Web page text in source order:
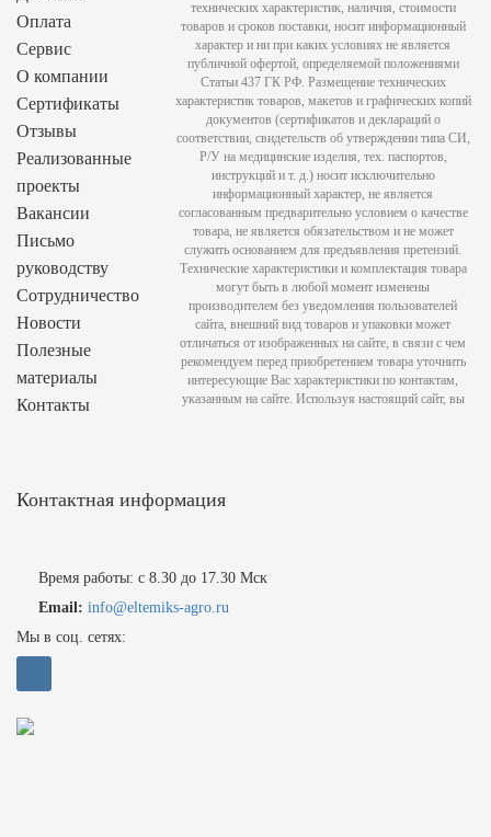
Оплата
Сервис
О компании
Сертификаты
Отзывы
Реализованные
проекты
Вакансии
Письмо
руководству
Сотрудничество
Новости
Полезные
материалы
Контакты
Контактная информация
Время работы: с 8.30 до 17.30 Мск
Email: info@eltemiks-agro.ru
Мы в соц. сетях:
технических характеристик, наличия, стоимости
товаров и сроков поставки, носит информационный
характер и ни при каких условиях не является
публичной офертой, определяемой положениями
Статьи 437 ГК РФ. Размещение технических
характеристик товаров, макетов и графических копий
документов (сертификатов и деклараций о
соответствии, свидетельств об утверждении типа СИ,
Р/У на медицинские изделия, тех. паспортов,
инструкций и т. д.) носит исключительно
информационный характер, не является
согласованным предварительно условием о качестве
товара, не является обязательством и не может
служить основанием для предъявления претензий.
Технические характеристики и комплектация товара
могут быть в любой момент изменены
производителем без уведомления пользователей
сайта, внешний вид товаров и упаковки может
отличаться от изображенных на сайте, в связи с чем
рекомендуем перед приобретением товара уточнить
интересующие Вас характеристики по контактам,
указанным на сайте. Используя настоящий сайт, вы